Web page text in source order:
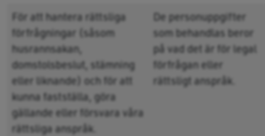
För att hantera rättsliga
förfrågningar (såsom
husrannsakan,
domstolsbeslut, stämning
eller liknande) och för att
kunna fastställa, göra
gällande eller försvara våra
rättsliga anspråk.
De personuppgifter
som behandlas beror
på vad det är för legal
förfrågan eller
rättsligt anspråk.